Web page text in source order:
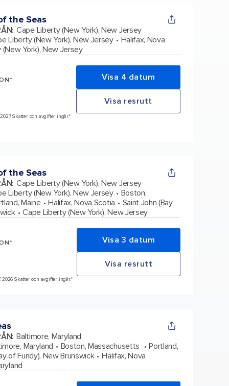
the Seas
: Cape Liberty (New York), New Jersey
Liberty (New York), New Jersey
Halifax, Nova
York), New Jersey
Visa 4 datum
Visa resrutt
Skatter och avgifter ingår.*
the Seas
: Cape Liberty (New York), New Jersey
Liberty (New York), New Jersey
Boston,
Maine
Halifax, Nova Scotia
Saint John (Bay
Cape Liberty (New York), New Jersey
Visa 3 datum
Visa resrutt
2026 Skatter och avgifter ingår.*
: Baltimore, Maryland
Maryland
Boston, Massachusetts
Portland,
of Fundy), New Brunswick
Halifax, Nova